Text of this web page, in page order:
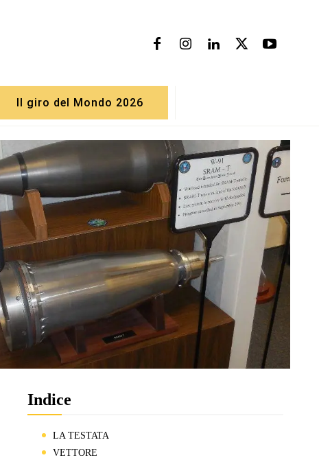
Il giro del Mondo 2026
Indice
LA TESTATA
VETTORE